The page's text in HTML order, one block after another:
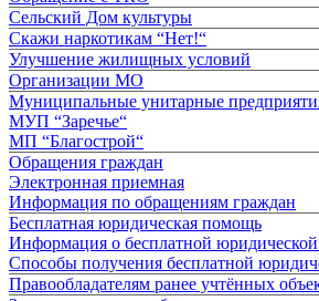
Сельский Дом культуры
Скажи наркотикам “Нет!“
Улучшение жилищных условий
Организации МО
Муниципальные унитарные
МУП “Заречье“
МП “Благострой“
Обращения граждан
Электронная приемная
Информация по обращениям граждан
Бесплатная юридическая помощь
Информация о бесплатной
Способы получения бесплатной
Правообладателям ранее учтённых